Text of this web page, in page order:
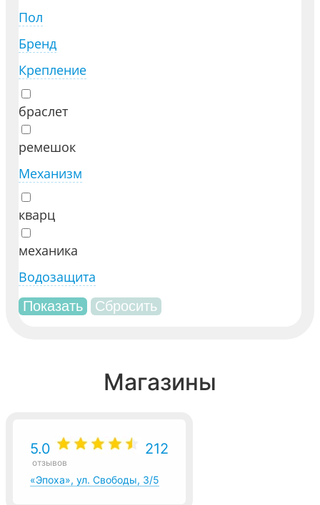
Пол
Бренд
Крепление
браслет
ремешок
Механизм
кварц
механика
Водозащита
Магазины
5.0 212
отзывов
«Эпоха», ул. Свободы, 3/5